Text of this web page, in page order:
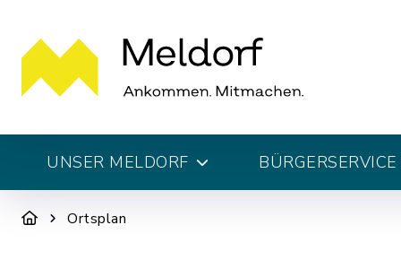
UNSER MELDORF
Ortsplan